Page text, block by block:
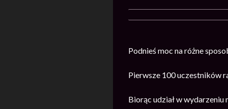
Podnieś moc na różne
Pierwsze 100 uczestników
Biorąc udział w wydarzeniu